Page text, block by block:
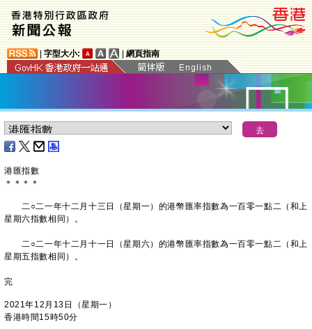
字型大小: 網頁指南
港匯指數
＊ ＊ ＊ ＊
二○二一年十二月十三日（星期一）的港幣匯率指數為一百零一點二（和上
星期六指數相同）。
二○二一年十二月十一日（星期六）的港幣匯率指數為一百零一點二（和上
星期五指數相同）。
完
2021年12月13日（星期一）
香港時間15時50分